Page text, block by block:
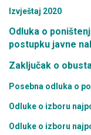
Izvještaj 2020
Odluka o
postupku javne
Zaključak o
Posebna odluka o
Odluke o izboru
Odluke o izboru